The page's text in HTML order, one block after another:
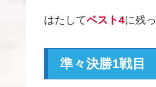
はたしてベスト4に残
準々決勝1戦目